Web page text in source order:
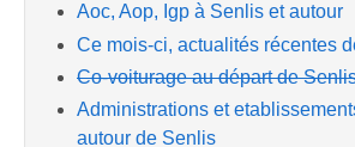
Aoc, Aop, Igp à Senlis et autour
Ce mois-ci, actualités récentes
Co-voiturage au départ de
Administrations et
autour de Senlis